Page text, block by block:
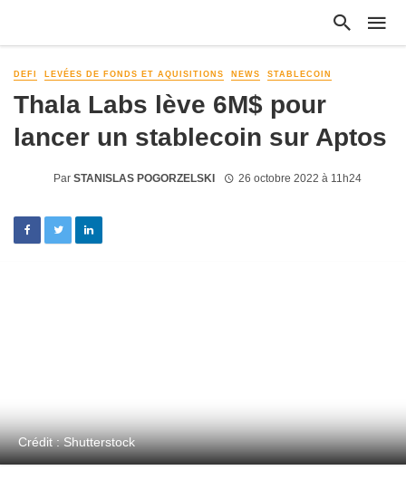
DEFI LEVÉES DE FONDS ET AQUISITIONS NEWS STABLECOIN
Thala Labs lève 6M$ pour
lancer un stablecoin sur Aptos
Par STANISLAS POGORZELSKI 26 octobre 2022 à 11h24
Crédit : Shutterstock